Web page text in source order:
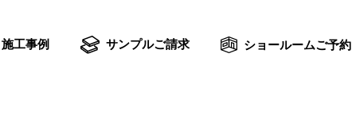
施工事例 サンプルご請求 ショールームご予約